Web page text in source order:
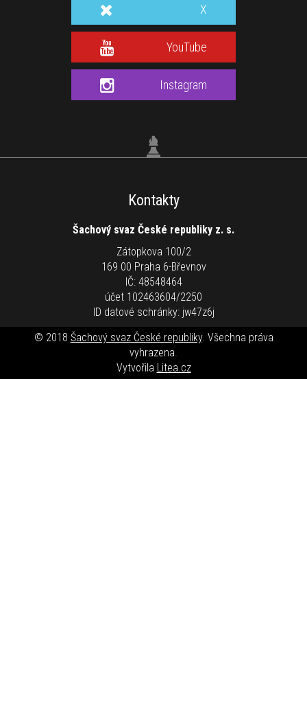
X
YouTube
Instagram
Kontakty
Šachový svaz České republiky z. s.
Zátopkova 100/2
169 00 Praha 6-Břevnov
IČ: 48548464
účet 102463604/2250
ID datové schránky: jw47z6j
© 2018 Šachový svaz České republiky. Všechna práva
vyhrazena.
Vytvořila Litea.cz